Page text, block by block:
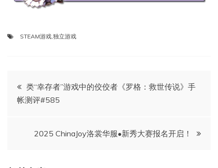
STEAM游戏,独立游戏
文
章
航
类“幸存者”游戏中的佼佼者《罗格：救世传说》手
帐测评#585
2025 ChinaJoy洛裳华服•新秀大赛报名开启！